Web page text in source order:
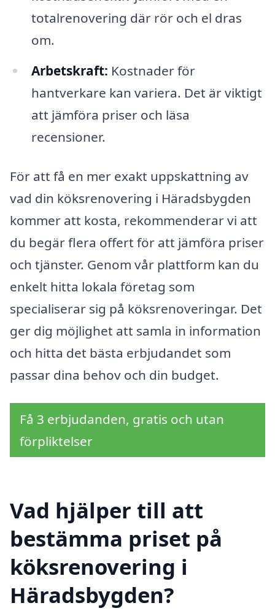
totalrenovering där rör och el dras
om.
Arbetskraft: Kostnader för
hantverkare kan variera. Det är viktigt
att jämföra priser och läsa
recensioner.
För att få en mer exakt uppskattning av
vad din köksrenovering i Häradsbygden
kommer att kosta, rekommenderar vi att
du begär flera offert för att jämföra priser
och tjänster. Genom vår plattform kan du
enkelt hitta lokala företag som
specialiserar sig på köksrenoveringar. Det
ger dig möjlighet att samla in information
och hitta det bästa erbjudandet som
passar dina behov och din budget.
Få 3 erbjudanden, gratis och utan
förpliktelser
Vad hjälper till att
bestämma priset på
köksrenovering i
Häradsbygden?